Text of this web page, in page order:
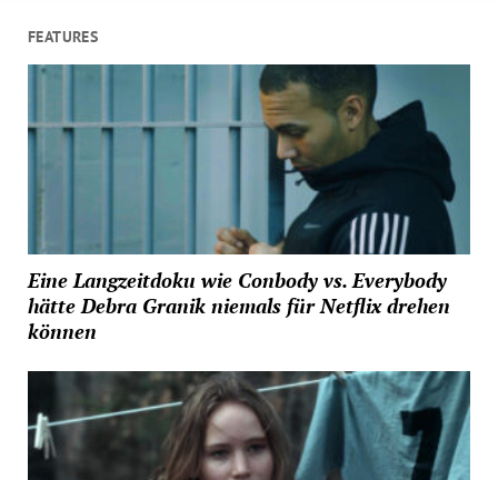
FEATURES
Eine Langzeitdoku wie Conbody vs. Everybody
hätte Debra Granik niemals für Netflix drehen
können